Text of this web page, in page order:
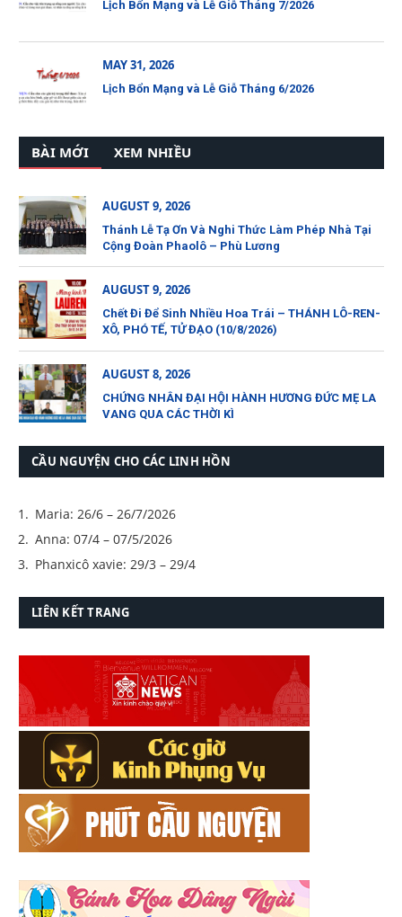
Lịch Bổn Mạng và Lễ Giỗ Tháng 7/2026
MAY 31, 2026
Lịch Bổn Mạng và Lễ Giỗ Tháng 6/2026
BÀI MỚI XEM NHIỀU
AUGUST 9, 2026
Thánh Lễ Tạ Ơn Và Nghi Thức Làm Phép Nhà Tại
Cộng Đoàn Phaolô – Phù Lương
AUGUST 9, 2026
Chết Đi Để Sinh Nhiều Hoa Trái – THÁNH LÔ-REN-
XÔ, PHÓ TẾ, TỬ ĐẠO (10/8/2026)
AUGUST 8, 2026
CHỨNG NHÂN ĐẠI HỘI HÀNH HƯƠNG ĐỨC MẸ LA
VANG QUA CÁC THỜI KÌ
CẦU NGUYỆN CHO CÁC LINH HỒN
Maria: 26/6 – 26/7/2026
Anna: 07/4 – 07/5/2026
Phanxicô xavie: 29/3 – 29/4
LIÊN KẾT TRANG